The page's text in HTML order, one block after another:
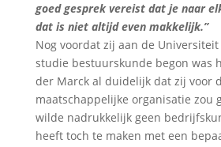
goed gesprek vereist dat je naar
dat is niet altijd even makkelijk.”
Nog voordat zij aan de
studie bestuurskunde begon was
der Marck al duidelijk dat zij voor
maatschappelijke organisatie zou
wilde nadrukkelijk geen
heeft toch te maken met een